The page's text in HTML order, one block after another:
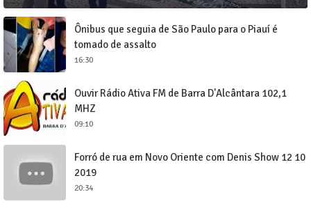
Ônibus que seguia de São Paulo para o Piauí é
tomado de assalto
16:30
Ouvir Rádio Ativa FM de Barra D'Alcântara 102,1
MHZ
09:10
Forró de rua em Novo Oriente com Denis Show 12 10
2019
20:34